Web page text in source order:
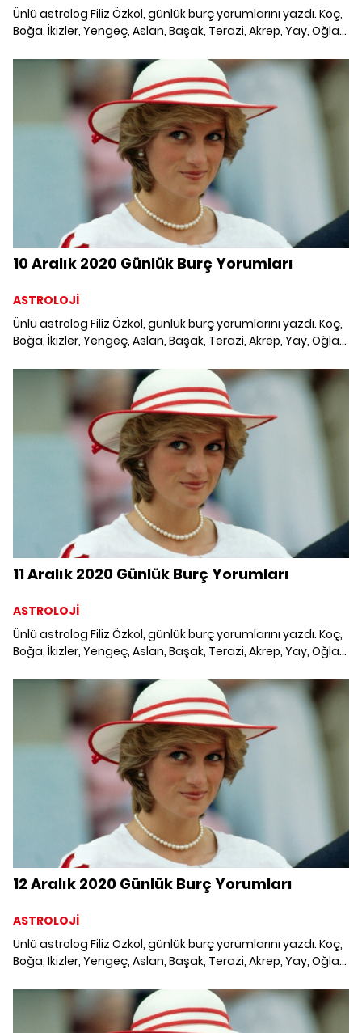
Ünlü astrolog Filiz Özkol, günlük burç yorumlarını yazdı. Koç,
Boğa, İkizler, Yengeç, Aslan, Başak, Terazi, Akrep, Yay, Oğlak,
Burç Yorumları; Haftalık burç, yükselen burç, burç uyumu,
burç özellikleri ve günlük astroloji haberleri burçların dikkat
etmesi gereken konular ve merak edilenler...
10 Aralık 2020 Günlük Burç Yorumları
ASTROLOJİ
Ünlü astrolog Filiz Özkol, günlük burç yorumlarını yazdı. Koç,
Boğa, İkizler, Yengeç, Aslan, Başak, Terazi, Akrep, Yay, Oğlak,
Burç Yorumları; Haftalık burç, yükselen burç, burç uyumu,
burç özellikleri ve günlük astroloji haberleri burçların dikkat
etmesi gereken konular ve merak edilenler...
11 Aralık 2020 Günlük Burç Yorumları
ASTROLOJİ
Ünlü astrolog Filiz Özkol, günlük burç yorumlarını yazdı. Koç,
Boğa, İkizler, Yengeç, Aslan, Başak, Terazi, Akrep, Yay, Oğlak,
Burç Yorumları; Haftalık burç, yükselen burç, burç uyumu,
burç özellikleri ve günlük astroloji haberleri burçların dikkat
etmesi gereken konular ve merak edilenler...
12 Aralık 2020 Günlük Burç Yorumları
ASTROLOJİ
Ünlü astrolog Filiz Özkol, günlük burç yorumlarını yazdı. Koç,
Boğa, İkizler, Yengeç, Aslan, Başak, Terazi, Akrep, Yay, Oğlak,
Burç Yorumları; Haftalık burç, yükselen burç, burç uyumu,
burç özellikleri ve günlük astroloji haberleri burçların dikkat
etmesi gereken konular ve merak edilenler...